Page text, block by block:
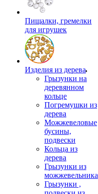
Пищалки, гремелки
для игрушек
Изделия из дерева
Грызунки на
деревянном
кольце
Погремушки из
дерева
Можжевеловые
бусины,
подвески
Кольца из
дерева
Грызунки из
можжевельника
Грызунки ,